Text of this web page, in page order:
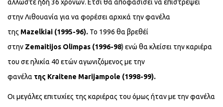
άλλωστε ήδη 36 χρονών. Ετσι θα αποφασίσει να επιστρέψει
στην Λιθουανία για να φορέσει αρχικά την φανέλα
της Mazelkiai (1995-96). Το 1996 θα βρεθέί
στην Zemaitijos Olimpas (1996-98) ενώ θα κλείσει την καριέρα
του σε ηλικία 40 ετών αγωνιζόμενος με την
φανέλα της Kraitene Marijampole (1998-99).
Οι μεγάλες επιτυχίες της καριέρας του όμως ήταν με την φανέλα